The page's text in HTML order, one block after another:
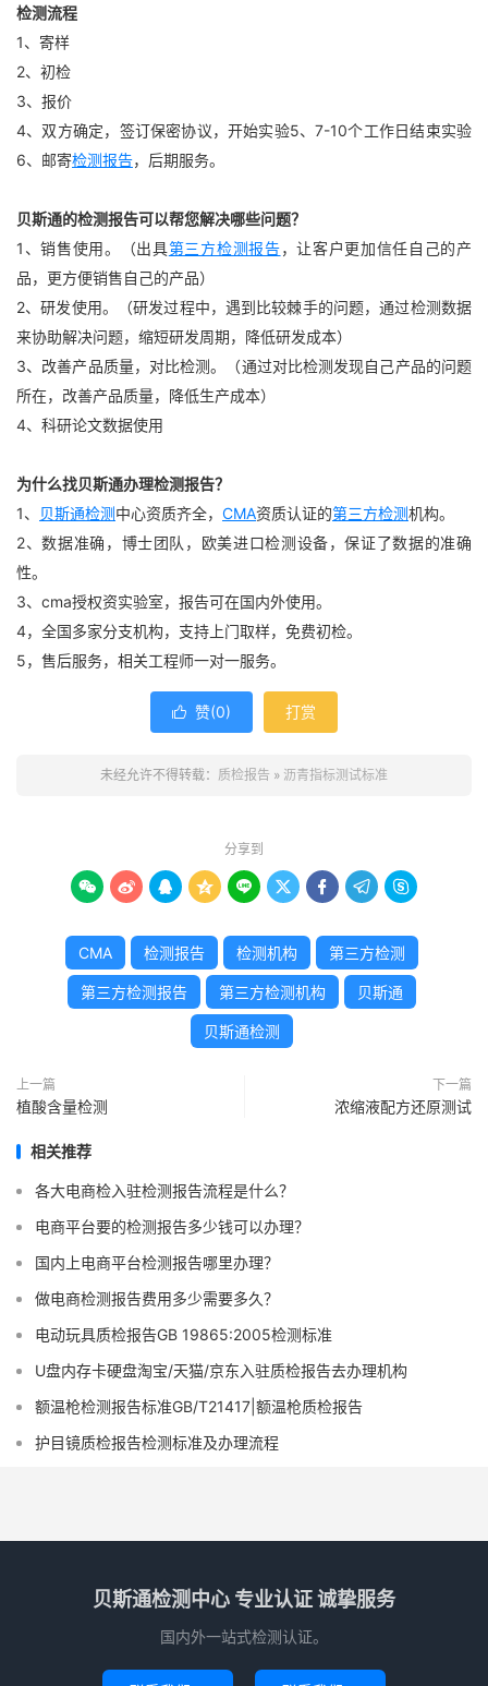
检测流程
1、寄样
2、初检
3、报价
4、双方确定，签订保密协议，开始实验5、7-10个工作日结束实验
6、邮寄检测报告，后期服务。
贝斯通的检测报告可以帮您解决哪些问题？
1、销售使用。（出具第三方检测报告，让客户更加信任自己的产
品，更方便销售自己的产品）
2、研发使用。（研发过程中，遇到比较棘手的问题，通过检测数据
来协助解决问题，缩短研发周期，降低研发成本）
3、改善产品质量，对比检测。（通过对比检测发现自己产品的问题
所在，改善产品质量，降低生产成本）
4、科研论文数据使用
为什么找贝斯通办理检测报告？
1、
贝斯通检测中心资质齐全， CMA资质认证的第三方检测机构。
2、数据准确，博士团队，欧美进口检测设备，保证了数据的准确
性。
3、cma授权资实验室，报告可在国内外使用。
4，全国多家分支机构，支持上门取样，免费初检。
5，售后服务，相关工程师一对一服务。
 赞(0) 打赏
未经允许不得转载： 质检报告 » 沥青指标测试标准
分享到
        
CMA 检测报告 检测机构 第三方检测
第三方检测报告 第三方检测机构 贝斯通
贝斯通检测
上一篇
植酸含量检测
下一篇
浓缩液配方还原测试
相关推荐
各大电商检入驻检测报告流程是什么？
电商平台要的检测报告多少钱可以办理？
国内上电商平台检测报告哪里办理？
做电商检测报告费用多少需要多久？
电动玩具质检报告GB 19865:2005检测标准
U盘内存卡硬盘淘宝/天猫/京东入驻质检报告去办理机构
额温枪检测报告标准GB/T21417|额温枪质检报告
护目镜质检报告检测标准及办理流程
贝斯通检测中心 专业认证 诚挚服务
国内外一站式检测认证。